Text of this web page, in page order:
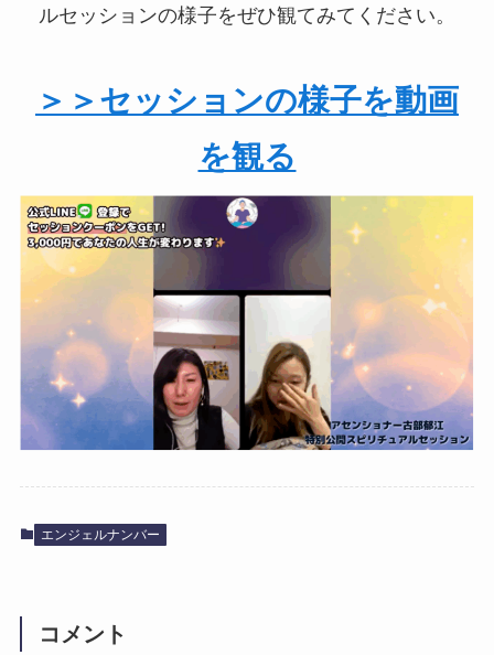
ルセッションの様子をぜひ観てみてください。
＞＞セッションの様子を動画
を観る
エンジェルナンバー
コメント